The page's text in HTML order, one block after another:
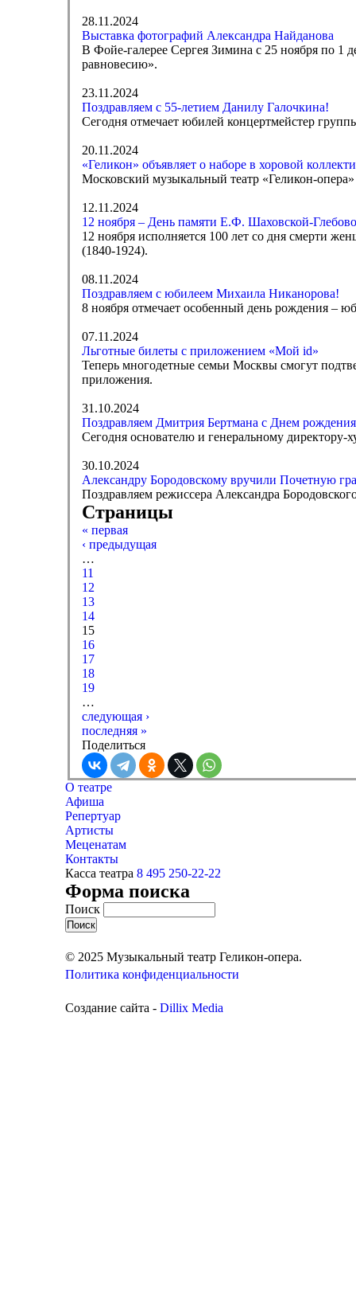
28.11.2024
Выставка фотографий Александра Найданова
В Фойе-галерее Сергея Зимина с 25 ноября по 1
равновесию».
23.11.2024
Поздравляем с 55-летием Данилу Галочкина!
Сегодня отмечает юбилей концертмейстер
20.11.2024
«Геликон» объявляет о наборе в хоровой
Московский музыкальный театр «Геликон-
12.11.2024
12 ноября – День памяти Е.Ф. Шаховской-
12 ноября исполняется 100 лет со дня смерти
(1840-1924).
08.11.2024
Поздравляем с юбилеем Михаила Никанорова!
8 ноября отмечает особенный день рождения –
07.11.2024
Льготные билеты с приложением «Мой id»
Теперь многодетные семьи Москвы смогут
приложения.
31.10.2024
Поздравляем Дмитрия Бертмана с Днем
Сегодня основателю и генеральному
30.10.2024
Александру Бородовскому вручили Почетную
Поздравляем режиссера Александра
Страницы
« первая
‹ предыдущая
…
11
12
13
14
15
16
17
18
19
…
следующая ›
последняя »
Поделиться
О театре
Афиша
Репертуар
Артисты
Меценатам
Контакты
Касса театра 8 495 250-22-22
Форма поиска
Поиск
© 2025 Музыкальный театр Геликон-опера.
Политика конфиденциальности
Создание сайта - Dillix Media